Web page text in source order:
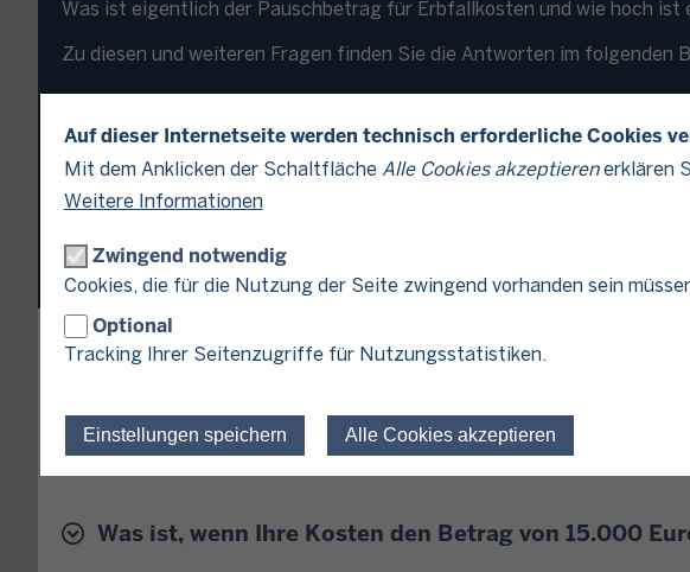
Auf dieser Internetseite werden technisch erforderliche Cookies
Mit dem Anklicken der Schaltfläche Alle Cookies akzeptierenerklären
Weitere Informationen
Zwingend notwendig
Cookies, die für die Nutzung der Seite zwingend vorhanden sein
Optional
Tracking Ihrer Seitenzugriffe für Nutzungsstatistiken.
Einstellungen speichern Alle Cookies akzeptieren
Was ist eigentlich der Pauschbetrag für Erbfallkosten und wie hoch ist
Zu diesen und weiteren Fragen finden Sie die Antworten im folgenden
Jeder Todesfall verursacht auch Kosten. Da wären zum Beispiel die
2024; vorher 10.300 Euro) pauschal für die zuvor genannten Kosten
Was ist, wenn Ihre Kosten den Betrag von 15.000